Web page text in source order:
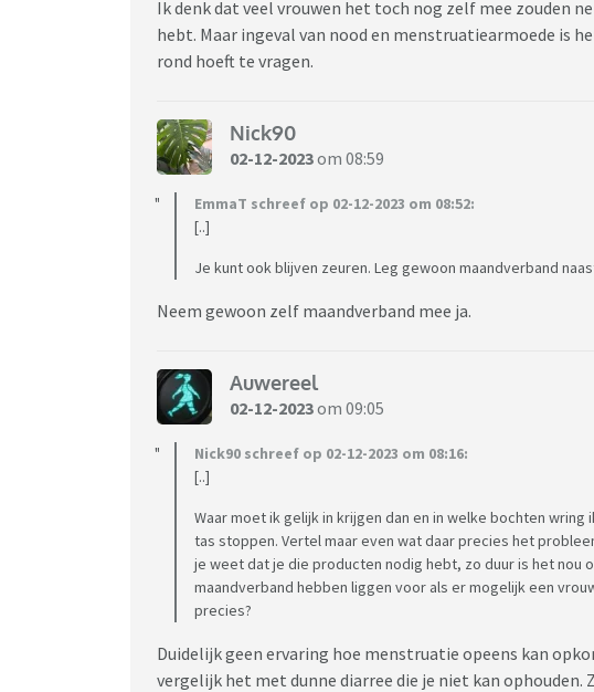
Ik denk dat veel vrouwen het toch nog zelf mee zouden
hebt. Maar ingeval van nood en menstruatiearmoede is
rond hoeft te vragen.
Nick90
02-12-2023om 08:59
EmmaT schreef op 02-12-2023 om 08:52:
[..]
Je kunt ook blijven zeuren. Leg gewoon maandverband
Neem gewoon zelf maandverband mee ja.
Auwereel
02-12-2023om 09:05
Nick90 schreef op 02-12-2023 om 08:16:
[..]
Waar moet ik gelijk in krijgen dan en in welke bochten
tas stoppen. Vertel maar even wat daar precies het
je weet dat je die producten nodig hebt, zo duur is het nou
maandverband hebben liggen voor als er mogelijk een
precies?
Duidelijk geen ervaring hoe menstruatie opeens kan
vergelijk het met dunne diarree die je niet kan